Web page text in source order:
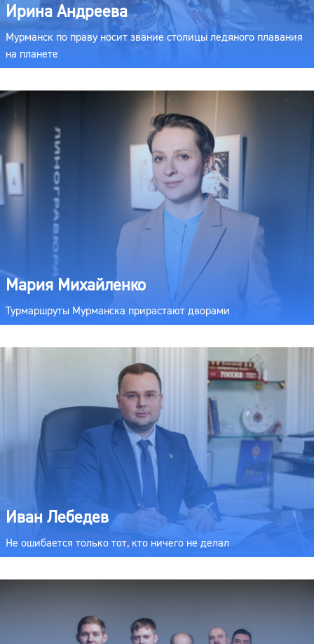
Ирина Андреева
Мурманск по праву носит звание столицы ледяного плавания
на планете
Мария Михайленко
Турмаршруты Мурманска прирастают дворами
Иван Лебедев
Не ошибается только тот, кто ничего не делал